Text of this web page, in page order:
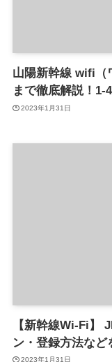
山陽新幹線 wifi
まで徹底解説！1-
2023年1月31日
【新幹線Wi-Fi】
ン・登録方法など
2023年1月31日